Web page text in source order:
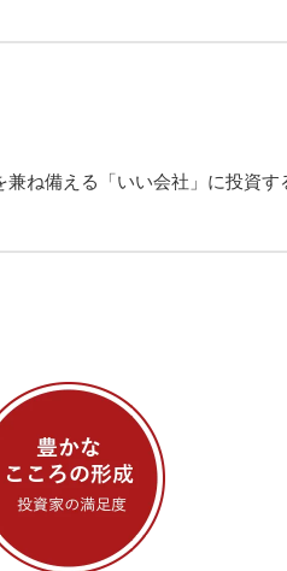
ね備える「いい会社」に投資す